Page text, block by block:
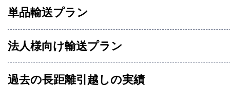
単品輸送プラン
法人様向け輸送プラン
過去の長距離引越しの実績